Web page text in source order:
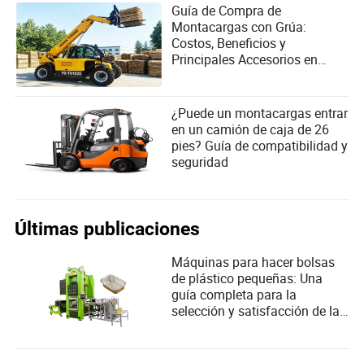
Guía de Compra de
Montacargas con Grúa:
Costos, Beneficios y
Principales Accesorios en
¿Puede un montacargas entrar
en un camión de caja de 26
pies? Guía de compatibilidad y
seguridad
Últimas publicaciones
Máquinas para hacer bolsas
de plástico pequeñas: Una
guía completa para la
selección y satisfacción de las